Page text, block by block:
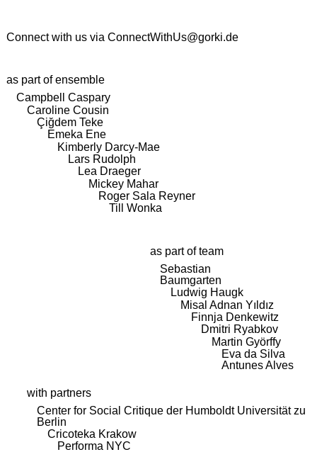
Connect with us via ConnectWithUs@gorki.de
as part of ensemble
Campbell Caspary
Caroline Cousin
Çiğdem Teke
Emeka Ene
Kimberly Darcy-Mae
Lars Rudolph
Lea Draeger
Mickey Mahar
Roger Sala Reyner
Till Wonka
as part of team
Sebastian
Baumgarten
Ludwig Haugk
Misal Adnan Yıldız
Finnja Denkewitz
Dmitri Ryabkov
Martin Györffy
Eva da Silva
Antunes Alves
with partners
Center for Social Critique der Humboldt Universität zu
Berlin
Cricoteka Krakow
Performa NYC